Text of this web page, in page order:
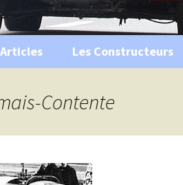
Les Constructeurs
Contente